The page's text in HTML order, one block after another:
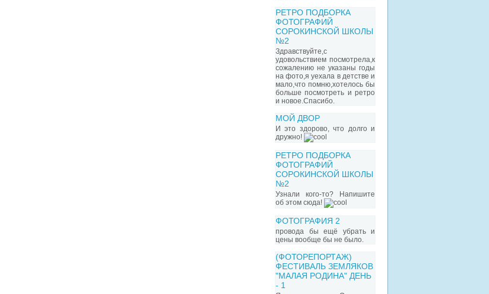
РЕТРО ПОДБОРКА
ФОТОГРАФИЙ
СОРОКИНСКОЙ ШКОЛЫ
№2
Здравствуйте,с
удовольствием посмотрела,к
сожалению не указаны годы
на фото,я уехала в детстве и
мало,что помню,хотелось бы
больше посмотреть и ретро
и новое.Спасибо.
МОЙ ДВОР
И это здорово, что долго и
дружно!
РЕТРО ПОДБОРКА
ФОТОГРАФИЙ
СОРОКИНСКОЙ ШКОЛЫ
№2
Узнали кого-то? Напишите
об этом сюда!
ФОТОГРАФИЯ 2
провода бы ещё убрать и
цены вообще бы не было.
(ФОТОРЕПОРТАЖ)
ФЕСТИВАЛЬ ЗЕМЛЯКОВ
"МАЛАЯ РОДИНА" ДЕНЬ
- 1